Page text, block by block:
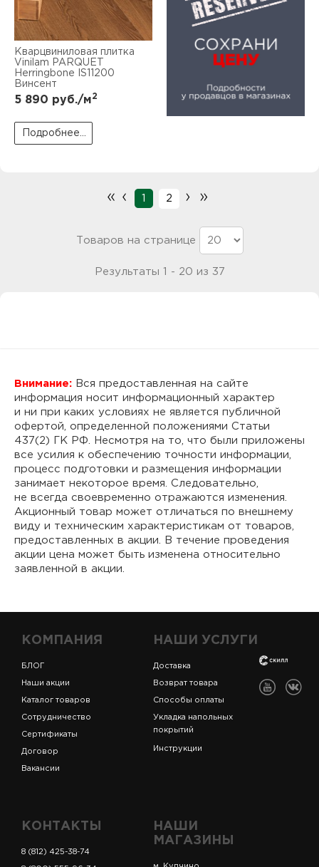
Кварцвиниловая плитка
Vinilam PARQUET
Herringbone IS11200
Винсент
5 890 руб./м2
Подробнее...
« ‹ 1 2 › »
Товаров на странице
Результаты 1 - 20 из 37
Внимание: Вся предоставленная на сайте
информация носит информационный характер
и ни при каких условиях не является публичной
офертой, определенной положениями Статьи
437(2) ГК РФ. Несмотря на то, что были приложены
все усилия к обеспечению точности информации,
процесс подготовки и размещения информации
занимает некоторое время. Следовательно,
не всегда своевременно отражаются изменения.
Акционный товар может отличаться по внешнему
виду и техническим характеристикам от товаров,
предоставленных в акции. В течение проведения
акции цена может быть изменена относительно
заявленной в акции.
КОМПАНИЯ
БЛОГ
Наши акции
Каталог товаров
Сотрудничество
Сертификаты
Договор
Вакансии
НАШИ УСЛУГИ
Доставка
Возврат товара
Способы оплаты
Укладка напольных
покрытий
Инструкции
КОНТАКТЫ
8 (812) 425-38-74
НАШИ
МАГАЗИНЫ